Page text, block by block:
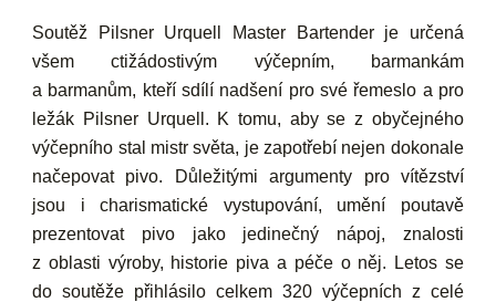
Soutěž Pilsner Urquell Master Bartender je určená
všem ctižádostivým výčepním, barmankám
a barmanům, kteří sdílí nadšení pro své řemeslo a pro
ležák Pilsner Urquell. K tomu, aby se z obyčejného
výčepního stal mistr světa, je zapotřebí nejen dokonale
načepovat pivo. Důležitými argumenty pro vítězství
jsou i charismatické vystupování, umění poutavě
prezentovat pivo jako jedinečný nápoj, znalosti
z oblasti výroby, historie piva a péče o něj. Letos se
do soutěže přihlásilo celkem 320 výčepních z celé